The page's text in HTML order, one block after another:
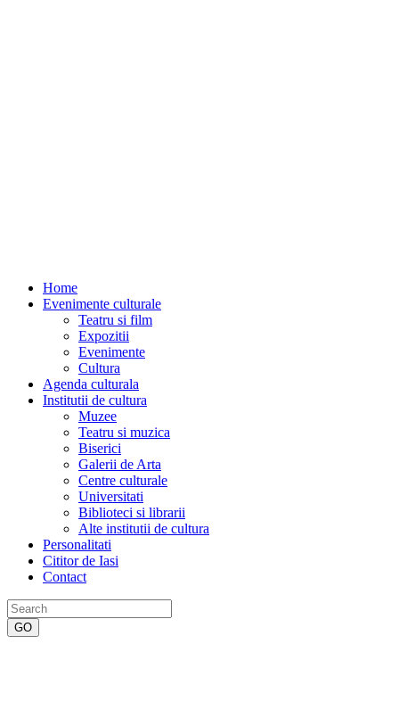
Home
Evenimente culturale
Teatru si film
Expozitii
Evenimente
Cultura
Agenda culturala
Institutii de cultura
Muzee
Teatru si muzica
Biserici
Galerii de Arta
Centre culturale
Universitati
Biblioteci si librarii
Alte institutii de cultura
Personalitati
Cititor de Iasi
Contact